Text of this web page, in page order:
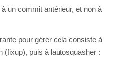
un commit antérieur, et non à
pour gérer cela consiste à
puis à lautosquasher :